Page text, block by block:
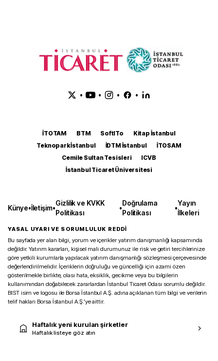
• • • •
İTOTAM BTM SoftITo
Kitap İstanbul
Teknopark İstanbul
İDTM İstanbul
İTOSAM
Cemile Sultan Tesisleri
ICVB
İstanbul Ticaret Üniversitesi
Künye•İletişim•
Gizlilik ve KVKK
Politikası
•
Doğrulama
Politikası
•
Yayın
İlkeleri
YASAL UYARI VE SORUMLULUK REDDİ
Bu sayfada yer alan bilgi, yorum ve içerikler yatırım danışmanlığı kapsamında
değildir. Yatırım kararları, kişisel mali durumunuz ile risk ve getiri tercihlerinize
göre yetkili kurumlarla yapılacak yatırım danışmanlığı sözleşmesi çerçevesinde
değerlendirilmelidir. İçeriklerin doğruluğu ve güncelliği için azami özen
gösterilmekle birlikte, olası hata, eksiklik, gecikme veya bu bilgilerin
kullanımından doğabilecek zararlardan İstanbul Ticaret Odası sorumlu değildir.
BIST isim ve logosu ile Borsa İstanbul A.Ş. adına açıklanan tüm bilgi ve verilerin
telif hakları Borsa İstanbul A.Ş.’ye aittir.
Haftalık yeni kurulan şirketler
Haftalık listeye göz atın